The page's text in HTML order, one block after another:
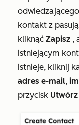
kontakt z
kliknąć Zapisz ,
istniejącym
istnieje, kliknij
adres e-mail,
przycisk